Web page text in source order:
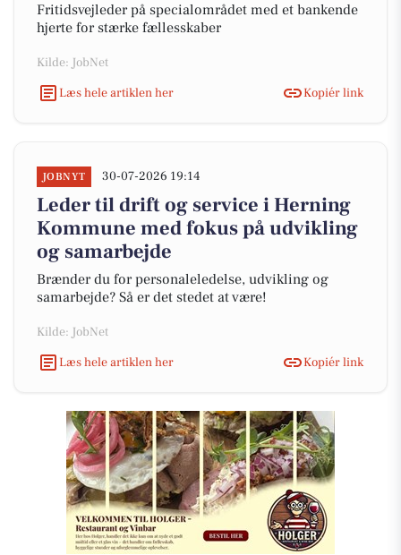
Fritidsvejleder på specialområdet med et bankende
hjerte for stærke fællesskaber
Kilde: JobNet
Læs hele artiklen her
Kopiér link
JOBNYT 30-07-2026 19:14
Leder til drift og service i Herning
Kommune med fokus på udvikling
og samarbejde
Brænder du for personaleledelse, udvikling og
samarbejde? Så er det stedet at være!
Kilde: JobNet
Læs hele artiklen her
Kopiér link